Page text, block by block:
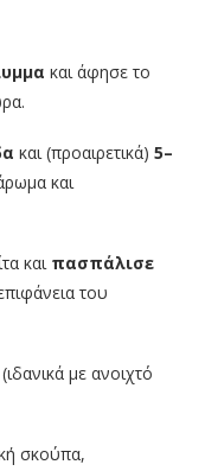
και άφησε το
και (προαιρετικά) 5–
και
και πασπάλισε
του
(ιδανικά με ανοιχτό
σκούπα,